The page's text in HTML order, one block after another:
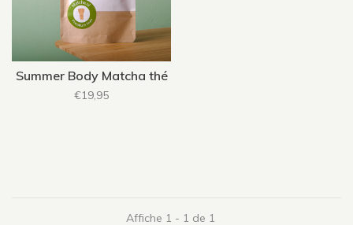
Summer Body Matcha thé
€19,95
Affiche 1 - 1 de 1